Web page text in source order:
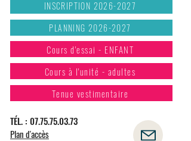
Tenue vestimentaire
Cours d'essai - ENFANT
Cours à l'unité - adultes
INSCRIPTION 2026-2027
Plan d'accès
PLANNING 2026-2027
TÉL. : 07.75.75.03.73